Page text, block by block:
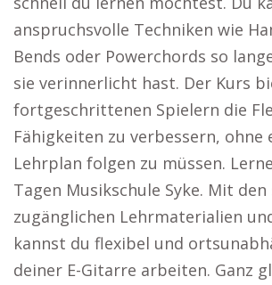
anspruchsvolle Techniken wie
Bends oder Powerchords so
sie verinnerlicht hast. Der Kurs
fortgeschrittenen Spielern die
Fähigkeiten zu verbessern, ohne
Lehrplan folgen zu müssen.
Tagen Musikschule Syke. Mit
zugänglichen Lehrmaterialien
kannst du flexibel und
deiner E-Gitarre arbeiten. Ganz